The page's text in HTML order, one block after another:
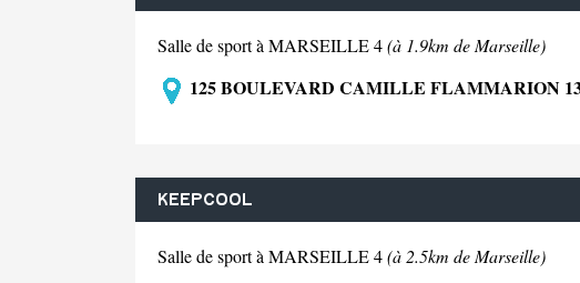
Salle de sport à MARSEILLE 4(à 1.9km de Marseille)
125 BOULEVARD CAMILLE FLAMMARION
KEEPCOOL
Salle de sport à MARSEILLE 4(à 2.5km de Marseille)